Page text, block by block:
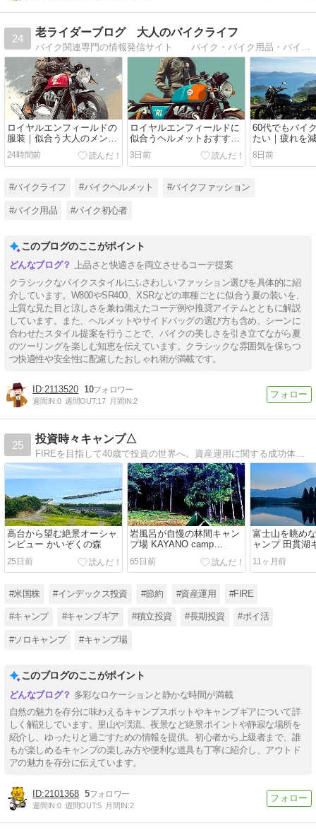
24
老ライダーブログ 大人のバイクライフ
ロイヤルエンフィールドの
服装｜似合う大人のメンズ
コーデとおすすめアイテム
24時間前
ロイヤルエンフィールドに
似合うヘルメットおすすめ
｜クラシックな英国系バイ
クに合う選び方
3日前
60代でもバイ
たい｜疲れを
イクの整え方
8日前
#バイクライフ #バイクヘルメット #バイクファッション
#バイク用品 #バイク初心者
このブログのここがポイント
上品さと快適さを両立させるコーデ提案
クラシックなバイクスタイルにふさわしいファッション選びを具体的に紹
介しています。W800やSR400、XSRなどの車種ごとに似合う夏の装いを、
上質な見た目と涼しさを兼ね備えたコーデ例や推奨アイテムとともに解説
しています。また、ヘルメットやサイドバッグの選び方も含め、シーンに
合わせたスタイル提案を行うことで、バイクの美しさを引き立てながら夏
のツーリングを楽しむ知恵を伝えています。クラシックな雰囲気を保ちつ
つ快適性や安全性に配慮したおしゃれ術が満載です。
2113520 10
週間IN:0 週間OUT:17 月間IN:2
25
投資時々キャンプ△
高台から望む絶景オーシャ
ンビュー かいぞくの森
25日前
岩風呂が自慢の林間キャン
プ場 KAYANO camp
ground
65日前
富士山を眺め
ャンプ 田貫湖
11ヶ月前
#米国株 #インデックス投資 #節約 #資産運用 #FIRE
#キャンプ #キャンプギア #積立投資 #長期投資 #ポイ活
#ソロキャンプ #キャンプ場
このブログのここがポイント
多彩なロケーションと静かな時間が満載
自然の魅力を存分に味わえるキャンプスポットやキャンプギアについて詳
しく解説しています。里山や渓流、夜景など絶景ポイントや静寂な場所を
紹介し、ゆったりと過ごすための情報を提供。初心者から上級者まで、誰
もが楽しめるキャンプの楽しみ方や便利な道具も丁寧に紹介し、アウトド
アの魅力を存分に伝えています。
2101368 5
週間IN:0 週間OUT:5 月間IN:2